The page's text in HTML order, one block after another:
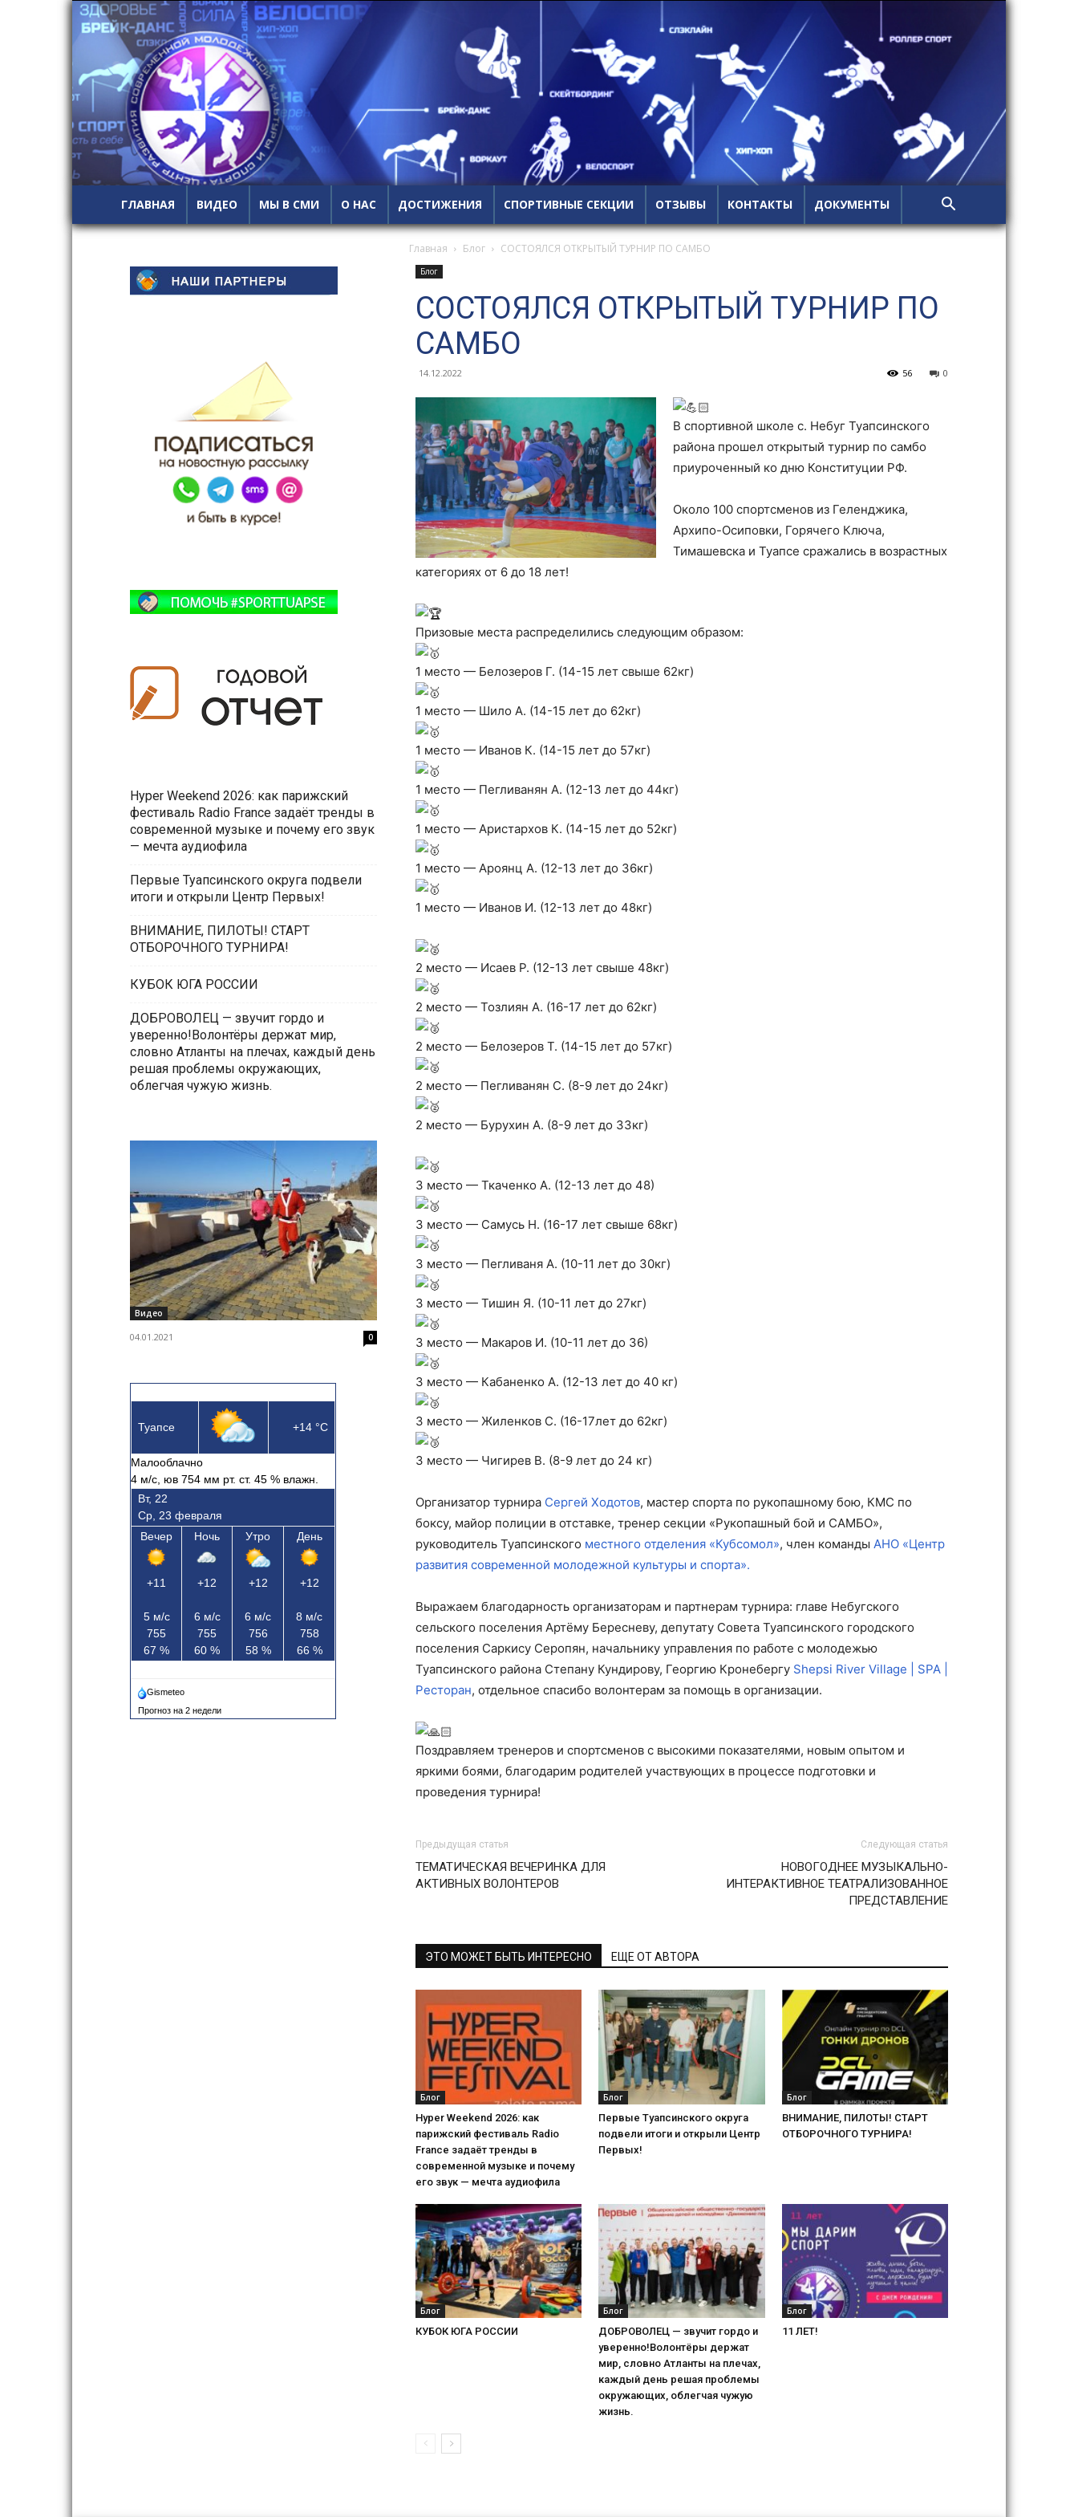
ГЛАВНАЯ ВИДЕО МЫ В СМИ О НАС ДОСТИЖЕНИЯ СПОРТИВНЫЕ СЕКЦИИ ОТЗЫВЫ КОНТАКТЫ ДОКУМЕНТЫ
Главная Блог СОСТОЯЛСЯ ОТКРЫТЫЙ ТУРНИР ПО САМБО
Блог
СОСТОЯЛСЯ ОТКРЫТЫЙ ТУРНИР ПО
САМБО
14.12.2022 0
56
В спортивной школе с. Небуг Туапсинского
района прошел открытый турнир по самбо
приуроченный ко дню Конституции РФ.
Около 100 спортсменов из Геленджика,
Архипо-Осиповки, Горячего Ключа,
Тимашевска и Туапсе сражались в возрастных
категориях от 6 до 18 лет!
Призовые места распределились следующим образом:
1 место — Белозеров Г. (14-15 лет свыше 62кг)
1 место — Шило А. (14-15 лет до 62кг)
1 место — Иванов К. (14-15 лет до 57кг)
1 место — Пегливанян А. (12-13 лет до 44кг)
1 место — Аристархов К. (14-15 лет до 52кг)
1 место — Ароянц А. (12-13 лет до 36кг)
1 место — Иванов И. (12-13 лет до 48кг)
2 место — Исаев Р. (12-13 лет свыше 48кг)
2 место — Тозлиян А. (16-17 лет до 62кг)
2 место — Белозеров Т. (14-15 лет до 57кг)
2 место — Пегливанян С. (8-9 лет до 24кг)
2 место — Бурухин А. (8-9 лет до 33кг)
3 место — Ткаченко А. (12-13 лет до 48)
3 место — Самусь Н. (16-17 лет свыше 68кг)
3 место — Пегливаня А. (10-11 лет до 30кг)
3 место — Тишин Я. (10-11 лет до 27кг)
3 место — Макаров И. (10-11 лет до 36)
3 место — Кабаненко А. (12-13 лет до 40 кг)
3 место — Жиленков С. (16-17лет до 62кг)
3 место — Чигирев В. (8-9 лет до 24 кг)
Организатор турнира Сергей Ходотов, мастер спорта по рукопашному бою, КМС по
боксу, майор полиции в отставке, тренер секции «Рукопашный бой и САМБО»,
руководитель Туапсинского местного отделения «Кубсомол», член команды АНО «Центр
развития современной молодежной культуры и спорта».
Выражаем благодарность организаторам и партнерам турнира: главе Небугского
сельского поселения Артёму Бересневу, депутату Совета Туапсинского городского
поселения Саркису Серопян, начальнику управления по работе с молодежью
Туапсинского района Степану Кундирову, Георгию Кронебергу Shepsi River Village | SPA |
Ресторан, отдельное спасибо волонтерам за помощь в организации.
Поздравляем тренеров и спортсменов с высокими показателями, новым опытом и
яркими боями, благодарим родителей участвующих в процессе подготовки и
проведения турнира!
Предыдущая статья
ТЕМАТИЧЕСКАЯ ВЕЧЕРИНКА ДЛЯ
АКТИВНЫХ ВОЛОНТЕРОВ
Следующая статья
НОВОГОДНЕЕ МУЗЫКАЛЬНО-
ИНТЕРАКТИВНОЕ ТЕАТРАЛИЗОВАННОЕ
ПРЕДСТАВЛЕНИЕ
ЭТО МОЖЕТ БЫТЬ ИНТЕРЕСНО ЕЩЕ ОТ АВТОРА
Блог
Hyper Weekend 2026: как
парижский фестиваль Radio
France задаёт тренды в
современной музыке и почему
его звук — мечта аудиофила
Блог
Первые Туапсинского округа
подвели итоги и открыли Центр
Первых!
Блог
ВНИМАНИЕ, ПИЛОТЫ! СТАРТ
ОТБОРОЧНОГО ТУРНИРА!
Блог
КУБОК ЮГА РОССИИ
Блог
ДОБРОВОЛЕЦ — звучит гордо и
уверенно!Волонтёры держат
мир, словно Атланты на плечах,
каждый день решая проблемы
окружающих, облегчая чужую
жизнь.
Блог
11 ЛЕТ!
Hyper Weekend 2026: как парижский
фестиваль Radio France задаёт тренды в
современной музыке и почему его звук
— мечта аудиофила
Первые Туапсинского округа подвели
итоги и открыли Центр Первых!
ВНИМАНИЕ, ПИЛОТЫ! СТАРТ
ОТБОРОЧНОГО ТУРНИРА!
КУБОК ЮГА РОССИИ
ДОБРОВОЛЕЦ — звучит гордо и
уверенно!Волонтёры держат мир,
словно Атланты на плечах, каждый день
решая проблемы окружающих,
облегчая чужую жизнь.
Видео
04.01.2021 0
Туапсе +14 °C
Малооблачно
4 м/с, юв 754 мм рт. ст. 45 % влажн.
Вт, 22
Ср, 23 февраля
Вечер
+11
5 м/с
755
67 %
Ночь
+12
6 м/с
755
60 %
Утро
+12
6 м/с
756
58 %
День
+12
8 м/с
758
66 %